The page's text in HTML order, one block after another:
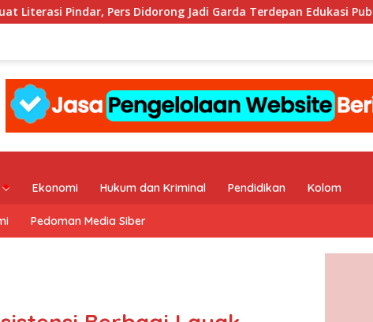
Didorong Jadi Garda Terdepan Edukasi Publik Lawan Pinjol Ilegal*
Ekonomi Hukum dan Kriminal Pendidikan Kolom
Pedoman Media Siber